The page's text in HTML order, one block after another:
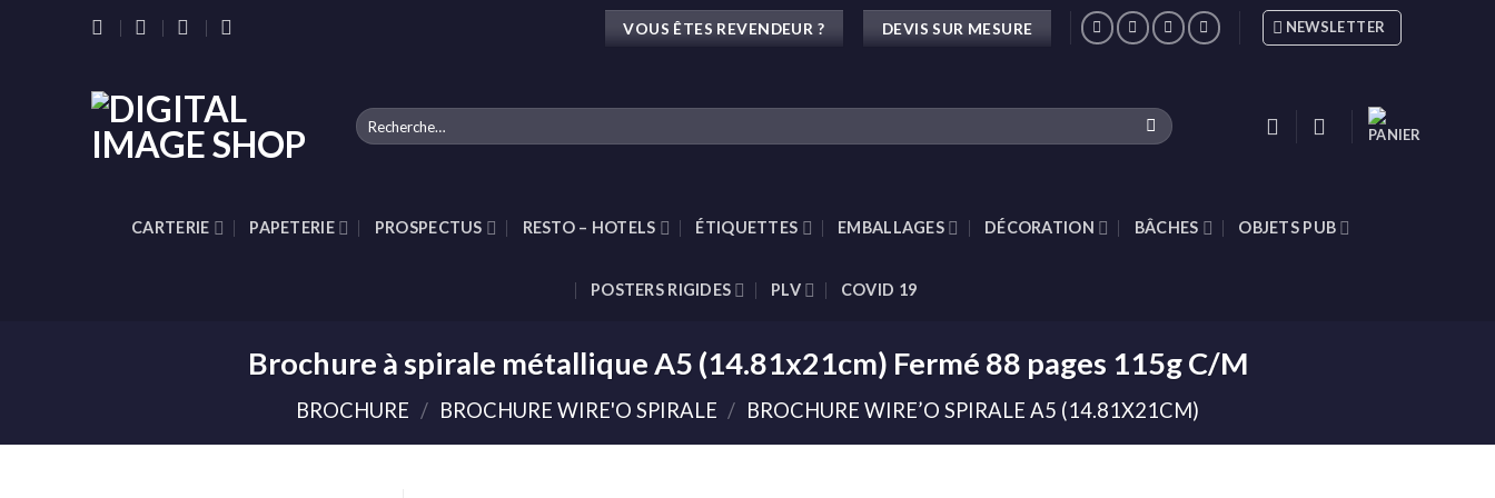
VOUS ÊTES REVENDEUR ? DEVIS SUR MESURE NEWSLETTER
Recherche
pour :
CARTERIE PAPETERIE PROSPECTUS RESTO – HOTELS ÉTIQUETTES EMBALLAGES DÉCORATION BÂCHES OBJETS PUB
POSTERS RIGIDES PLV COVID 19
Brochure à spirale métallique A5 (14.81x21cm) Fermé 88 pages 115g C/M
BROCHURE / BROCHURE WIRE'O SPIRALE / BROCHURE WIRE’O SPIRALE A5 (14.81X21CM)